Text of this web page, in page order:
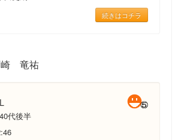
続きはコチラ
竜祐
40代後半